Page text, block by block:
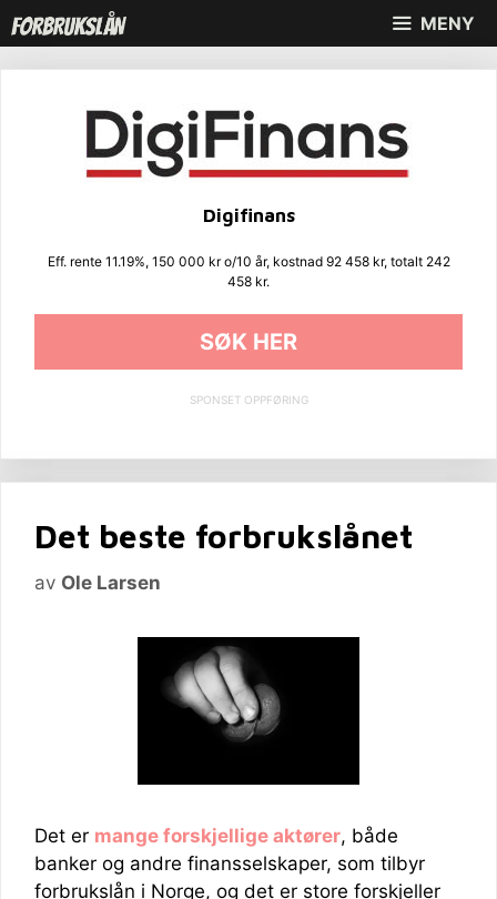
Hopp
til
innhold
MENY
Digifinans
Eff. rente 11.19%, 150 000 kr o/10 år, kostnad 92 458 kr, totalt 242
458 kr.
SØK HER
SPONSET OPPFØRING
Det beste forbrukslånet
av Ole Larsen
Det er mange forskjellige aktører, både
banker og andre finansselskaper, som tilbyr
forbrukslån i Norge, og det er store forskjeller